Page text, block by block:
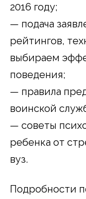
2016 году;
— подача
рейтингов,
выбираем
поведения;
— правила
воинской
— советы
ребенка от
вуз.
Подробности